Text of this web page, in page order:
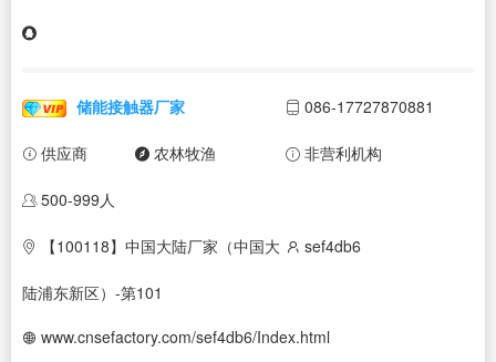
储能接触器厂家 086-17727870881
供应商 农林牧渔 非营利机构
500-999人
【100118】中国大陆厂家（中国大
陆浦东新区）-第101
sef4db6
www.cnsefactory.com/sef4db6/Index.html